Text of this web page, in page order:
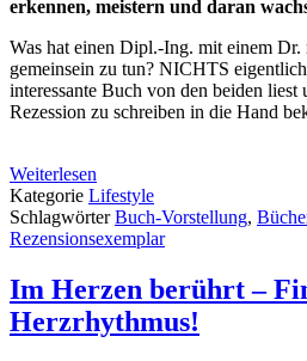
erkennen, meistern und daran
Was hat einen Dipl.-Ing. mit einem
gemeinsein zu tun? NICHTS
interessante Buch von den beiden
Rezession zu schreiben in die Hand
Weiterlesen
Kategorie Lifestyle
SchlagwörterBuch-Vorstellung,
Rezensionsexemplar
Im Herzen berührt –
Herzrhythmus!